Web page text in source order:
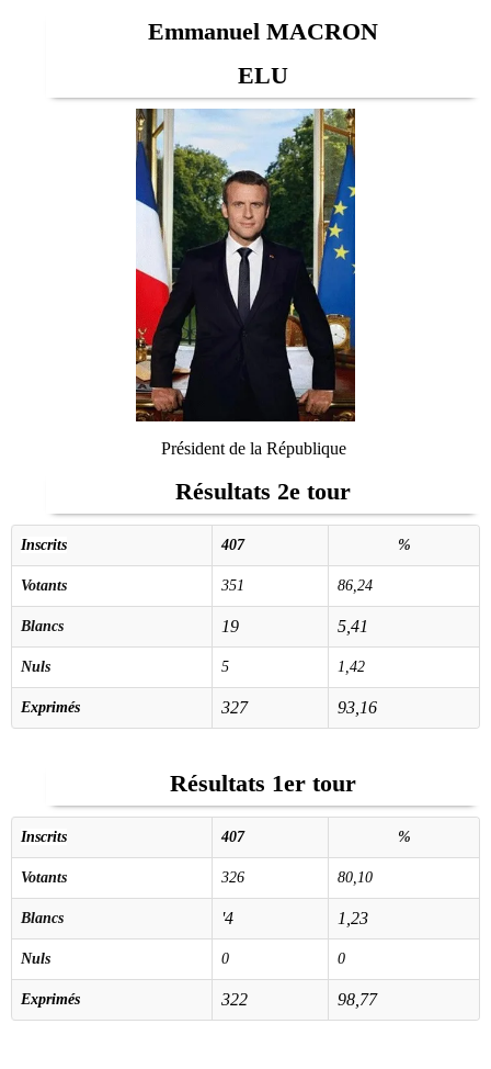
Emmanuel MACRON
ELU
Président de la République
Résultats 2e tour
Inscrits 407 %
Votants 351 86,24
Blancs 19 5,41
Nuls 5 1,42
Exprimés 327 93,16
Résultats 1er tour
Inscrits 407 %
Votants 326 80,10
Blancs '4 1,23
Nuls 0 0
Exprimés 322 98,77